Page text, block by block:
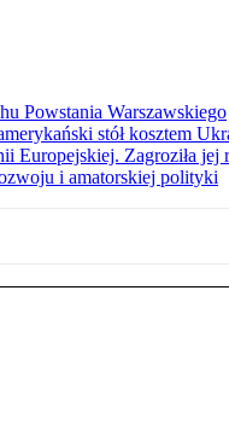
Powstania Warszawskiego
stół kosztem
Europejskiej. Zagroziła jej
i amatorskiej polityki